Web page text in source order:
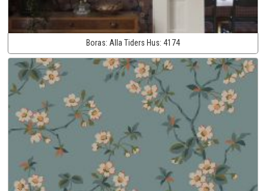
Boras: Alla Tiders Hus: 4174